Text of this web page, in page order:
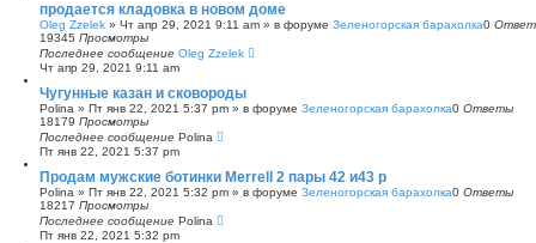
продается кладовка в новом доме
Oleg Zzelek » Чт апр 29, 2021 9:11 am » в форуме Зеленогорская барахолка0
19345 Просмотры
Последнее сообщение Oleg Zzelek
Чт апр 29, 2021 9:11 am
Чугунные казан и сковороды
Polina » Пт янв 22, 2021 5:37 pm » в форуме Зеленогорская барахолка0 Ответы
18179 Просмотры
Последнее сообщение Polina
Пт янв 22, 2021 5:37 pm
Продам мужские ботинки Merrell 2 пары 42 и43 р
Polina » Пт янв 22, 2021 5:32 pm » в форуме Зеленогорская барахолка0 Ответы
18217 Просмотры
Последнее сообщение Polina
Пт янв 22, 2021 5:32 pm